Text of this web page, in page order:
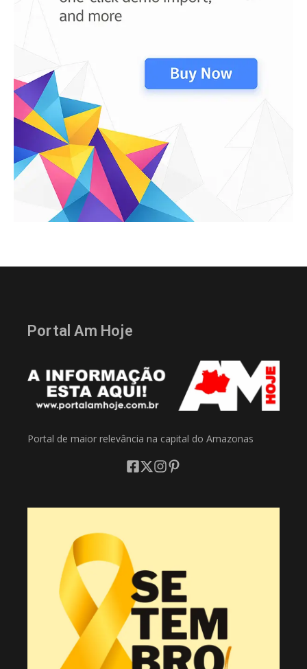
Portal Am Hoje
Portal de maior relevância na capital do Amazonas